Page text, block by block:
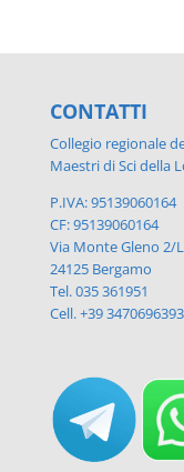
CONTATTI
Collegio regionale
Maestri di Sci della
P.IVA: 95139060164
CF: 95139060164
Via Monte Gleno 2/L
24125 Bergamo
Tel. 035 361951
Cell. +39 3470696393